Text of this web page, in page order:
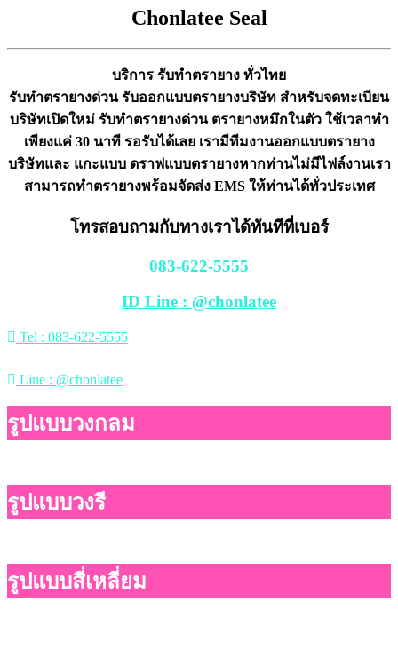
Chonlatee Seal
บริการ รับทำตรายาง ทั่วไทย
รับทำตรายางด่วนรับออกแบบตรายางบริษัท สำหรับจดทะเบียน
บริษัทเปิดใหม่ รับทำตรายางด่วน ตรายางหมึกในตัว ใช้เวลาทำ
เพียงแค่ 30 นาที รอรับได้เลย เรามีทีมงานออกแบบตรายาง
บริษัทและ แกะแบบ ดราฟแบบตรายางหากท่านไม่มีไฟล์งานเรา
สามารถทำตรายางพร้อมจัดส่ง EMS ให้ท่านได้ทั่วประเทศ
โทรสอบถามกับทางเราได้ทันทีที่เบอร์
083-622-5555
ID Line : @chonlatee
Tel : 083-622-5555
Line : @chonlatee
รูปแบบวงกลม
รูปแบบวงรี
รูปแบบสี่เหลี่ยม